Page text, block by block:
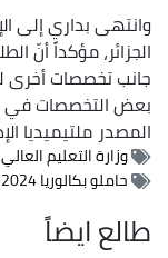
وانتهى بداري إلى
الجزائر، مؤكداً أنّ
جانب تخصصات أخرى
بعض التخصصات في
المصدرملتيميديا
وزارة التعليم العالي
حاملو بكالوريا 2024
طالع ايضاً